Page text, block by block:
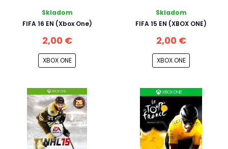
Skladom
FIFA 16 EN (Xbox One)
2,00 €
XBOX ONE
Skladom
FIFA 15 EN (XBOX ONE)
2,00 €
XBOX ONE